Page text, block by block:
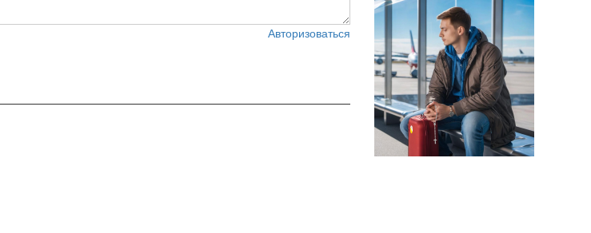
Авторизоваться